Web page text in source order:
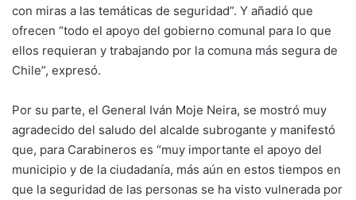
con miras a las temáticas de seguridad”. Y añadió que
ofrecen “todo el apoyo del gobierno comunal para lo que
ellos requieran y trabajando por la comuna más segura de
Chile”, expresó.
Por su parte, el General Iván Moje Neira, se mostró muy
agradecido del saludo del alcalde subrogante y manifestó
que, para Carabineros es “muy importante el apoyo del
municipio y de la ciudadanía, más aún en estos tiempos en
que la seguridad de las personas se ha visto vulnerada por